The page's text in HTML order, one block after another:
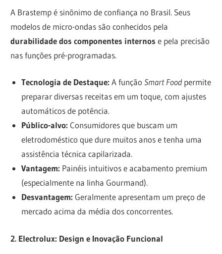
A Brastemp é sinônimo de confiança no Brasil. Seus
modelos de micro-ondas são conhecidos pela
durabilidade dos componentes internos e pela precisão
nas funções pré-programadas.
Tecnologia de Destaque: A função Smart Foodpermite
preparar diversas receitas em um toque, com ajustes
automáticos de potência.
Público-alvo: Consumidores que buscam um
eletrodoméstico que dure muitos anos e tenha uma
assistência técnica capilarizada.
Vantagem: Painéis intuitivos e acabamento premium
(especialmente na linha Gourmand).
Desvantagem: Geralmente apresentam um preço de
mercado acima da média dos concorrentes.
2. Electrolux: Design e Inovação Funcional